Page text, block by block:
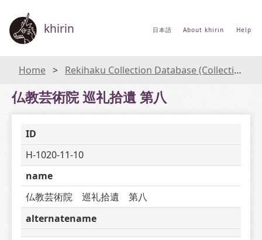
khirin 日本語 About khirin Help
Home Rekihaku Collection Database (Collections Database of the National Museum of Japanese History)
仏教芸術院 巡礼拾遺 第八
ID
H-1020-11-10
name
仏教芸術院　巡礼拾遺　第八
alternatename